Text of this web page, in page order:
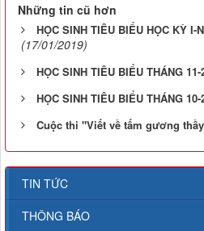
Những tin cũ hơn
HỌC SINH TIÊU BIỂU HỌC KỲ I-
(17/01/2019)
HỌC SINH TIÊU BIỂU THÁNG 11-
HỌC SINH TIÊU BIỂU THÁNG 10-
Cuộc thi "Viết về tấm gương
TIN TỨC
THÔNG BÁO